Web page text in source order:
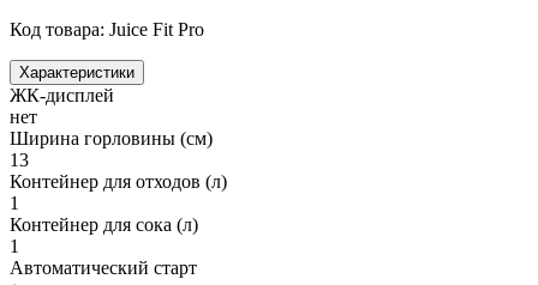
Код товара: Juice Fit Pro
Характеристики
ЖК-дисплей
нет
Ширина горловины (см)
13
Контейнер для отходов (л)
1
Контейнер для сока (л)
1
Автоматический старт